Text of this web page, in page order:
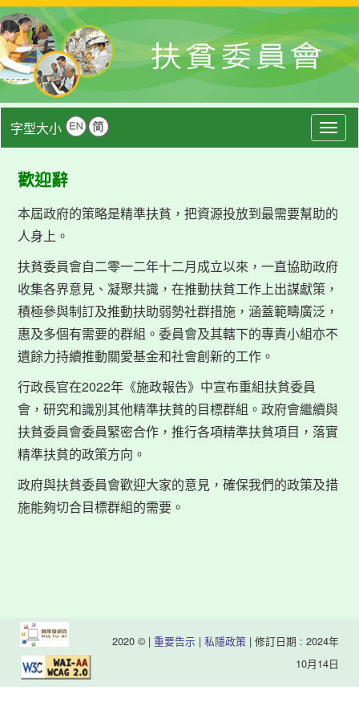
字型大小
歡迎辭
本屆政府的策略是精準扶貧，把資源投放到最需要幫助的
人身上。
扶貧委員會自二零一二年十二月成立以來，一直協助政府
收集各界意見、凝聚共識，在推動扶貧工作上出謀獻策，
積極參與制訂及推動扶助弱勢社群措施，涵蓋範疇廣泛，
惠及多個有需要的群組。委員會及其轄下的專責小組亦不
遺餘力持續推動關愛基金和社會創新的工作。
行政長官在2022年《施政報告》中宣布重組扶貧委員
會，研究和識別其他精準扶貧的目標群組。政府會繼續與
扶貧委員會委員緊密合作，推行各項精準扶貧項目，落實
精準扶貧的政策方向。
政府與扶貧委員會歡迎大家的意見，確保我們的政策及措
施能夠切合目標群組的需要。
2020 © | 重要告示 | 私隱政策 | 修訂日期 : 2024年
10月14日